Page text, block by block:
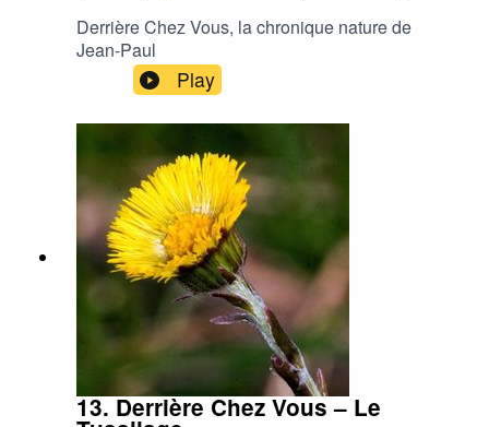
Derrière Chez Vous, la chronique nature de
Jean-Paul
Play
13. Derrière Chez Vous – Le